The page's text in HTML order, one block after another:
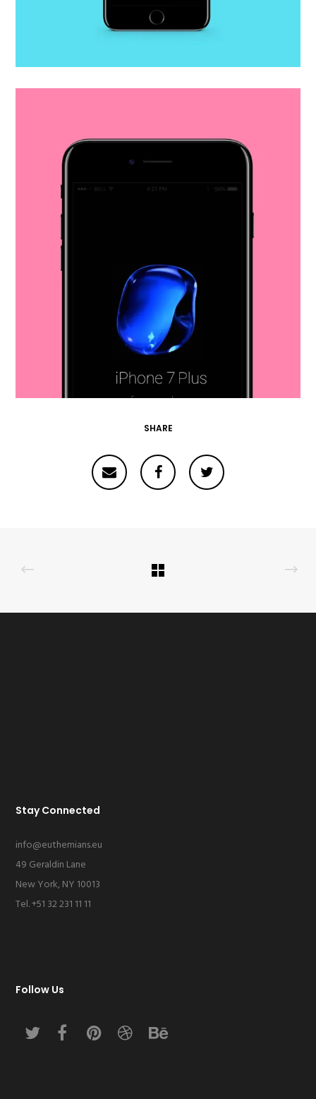
SHARE
Stay Connected
info@euthemians.eu
49 Geraldin Lane
New York, NY 10013
Tel. +51 32 231 11 11
Follow Us